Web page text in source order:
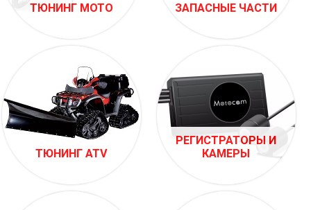
ТЮНИНГ МОТО ЗАПАСНЫЕ ЧАСТИ
ТЮНИНГ ATV
РЕГИСТРАТОРЫ И
КАМЕРЫ